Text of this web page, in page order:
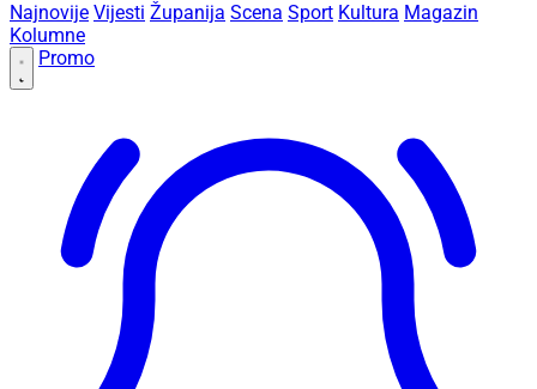
Najnovije Vijesti Županija Scena Sport Kultura Magazin
Kolumne
Promo